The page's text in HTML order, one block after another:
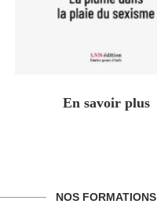
En savoir plus
NOS FORMATIONS